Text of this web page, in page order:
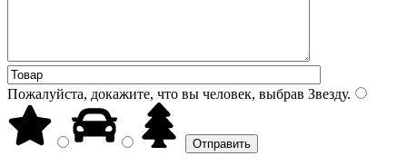
Пожалуйста, докажите, что вы человек, выбрав Звезду.